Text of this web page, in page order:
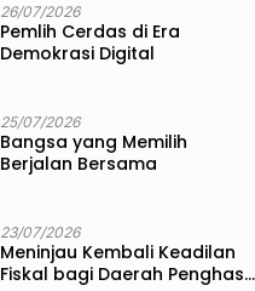
26/07/2026
Pemlih Cerdas di Era
Demokrasi Digital
25/07/2026
Bangsa yang Memilih
Berjalan Bersama
23/07/2026
Meninjau Kembali Keadilan
Fiskal bagi Daerah Penghasil